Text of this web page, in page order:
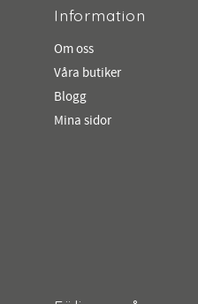
Information
Om oss
Våra butiker
Blogg
Mina sidor